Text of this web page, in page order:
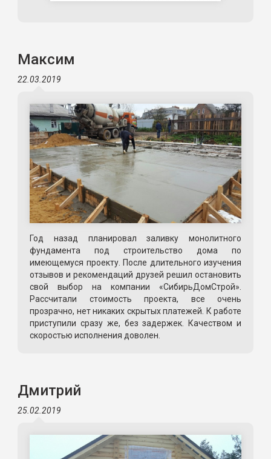
Максим
22.03.2019
Год назад планировал заливку монолитного
фундамента под строительство дома по
имеющемуся проекту. После длительного изучения
отзывов и рекомендаций друзей решил остановить
свой выбор на компании «СибирьДомСтрой».
Рассчитали стоимость проекта, все очень
прозрачно, нет никаких скрытых платежей. К работе
приступили сразу же, без задержек. Качеством и
скоростью исполнения доволен.
Дмитрий
25.02.2019